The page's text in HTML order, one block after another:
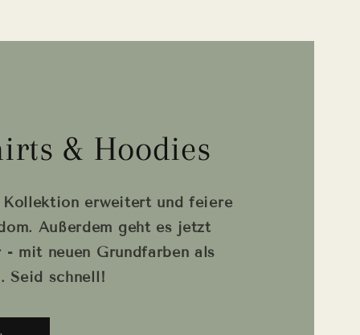
& Hoodies
Kollektion erweitert und feiere
Außerdem geht es jetzt
- mit neuen Grundfarben als
Seid schnell!